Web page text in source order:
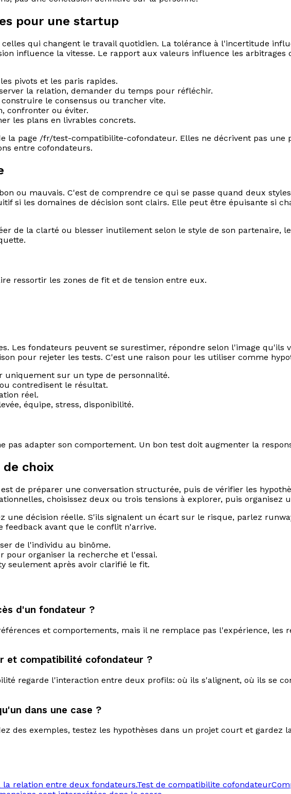
pour une startup
qui changent le travail quotidien. La tolérance à l'incertitude
influence la vitesse. Le rapport aux valeurs influence les arbitrages
pivots et les paris rapides.
la relation, demander du temps pour réfléchir.
le consensus ou trancher vite.
confronter ou éviter.
les plans en livrables concrets.
page /fr/test-compatibilite-cofondateur. Elles ne décrivent pas une
entre cofondateurs.
ou mauvais. C'est de comprendre ce qui se passe quand deux
si les domaines de décision sont clairs. Elle peut être épuisante si
de la clarté ou blesser inutilement selon le style de son partenaire,
ressortir les zones de fit et de tension entre eux.
Les fondateurs peuvent se surestimer, répondre selon l'image
pour rejeter les tests. C'est une raison pour les utiliser comme
uniquement sur un type de personnalité.
contredisent le résultat.
réel.
équipe, stress, disponibilité.
pas adapter son comportement. Un bon test doit augmenter la
choix
de préparer une conversation structurée, puis de vérifier les
choisissez deux ou trois tensions à explorer, puis organisez
décision réelle. S'ils signalent un écart sur le risque, parlez
avant que le conflit n'arrive.
de l'individu au binôme.
organiser la recherche et l'essai.
seulement après avoir clarifié le fit.
d'un fondateur ?
et comportements, mais il ne remplace pas l'expérience, les
et compatibilité cofondateur ?
regarde l'interaction entre deux profils: où ils s'alignent, où ils se
dans une case ?
des exemples, testez les hypothèses dans un projet court et gardez
relation entre deux fondateurs.Test de compatibilite cofondateur